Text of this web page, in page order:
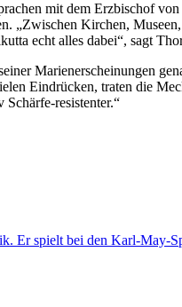
mit dem Erzbischof
„Zwischen Kirchen,
echt alles dabei“, sagt
Marienerscheinungen
Eindrücken, traten die
resistenter.“
Er spielt bei den Karl-May-